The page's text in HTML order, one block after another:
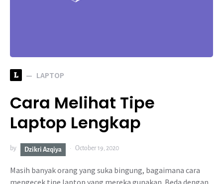
L LAPTOP
Cara Melihat Tipe
Laptop Lengkap
by Dzikri Azqiya October 19, 2020
Masih banyak orang yang suka bingung, bagaimana cara
mengecek tipe laptop yang mereka gunakan. Beda dengan